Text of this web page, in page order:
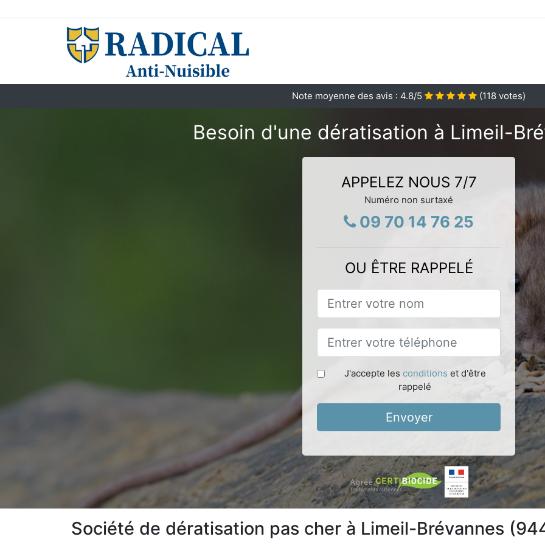
Note moyenne des avis : 4.8/5 (118 votes)
Besoin d'une dératisation à Limeil-
APPELEZ NOUS 7/7
Numéro non surtaxé
09 70 14 76 25
OU ÊTRE RAPPELÉ
J'accepte les conditions et d'être
rappelé
Envoyer
Société de dératisation pas cher à Limeil-Brévannes